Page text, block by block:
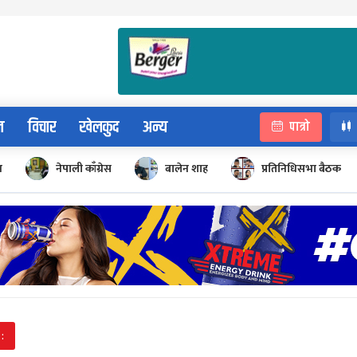
विचार खेलकुद अन्य पात्रो
नेपाली काँग्रेस बालेन शाह प्रतिनिधिसभा बैठक